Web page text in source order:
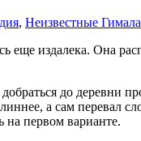
, Неизвестные
еще издалека. Она
до деревни
а сам
на первом варианте.